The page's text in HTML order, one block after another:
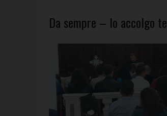
Da sempre – Io accolgo te